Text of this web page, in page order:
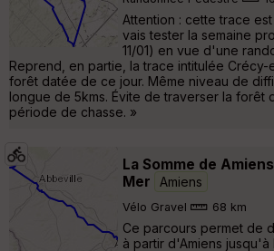
Attention : cette trace
vais tester la semaine
11/01) en vue d'une
Reprend, en partie, la trace intitulée Crécy-
forêt datée de ce jour. Même niveau de
longue de 5kms. Évite de traverser la forêt
période de chasse. »
La Somme de
Mer
Amiens
Vélo Gravel 68 km
Ce parcours permet de
à partir d'Amiens jusqu'à